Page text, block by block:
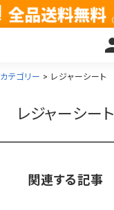
カテゴリー レジャーシート
レジャーシート
関連する記事